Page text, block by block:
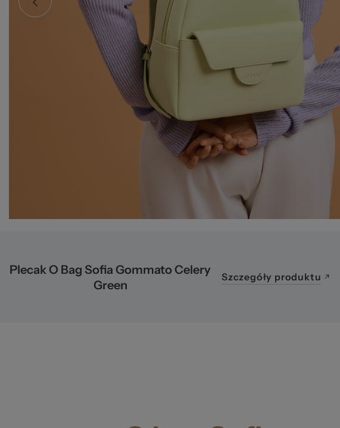
Plecak O Bag Sofia Gommato Celery
Green
Szczegóły produktu